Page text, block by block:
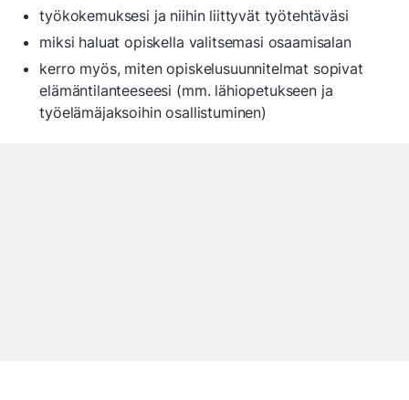
työkokemuksesi ja niihin liittyvät työtehtäväsi
miksi haluat opiskella valitsemasi osaamisalan
kerro myös, miten opiskelusuunnitelmat sopivat
elämäntilanteeseesi (mm. lähiopetukseen ja
työelämäjaksoihin osallistuminen)